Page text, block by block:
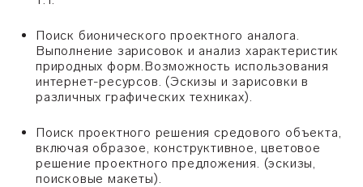
Поиск бионического проектного аналога.
Выполнение зарисовок и анализ характеристик
природных форм.Возможность использования
интернет-ресурсов. (Эскизы и зарисовки в
различных графических техниках).
Поиск проектного решения средового объекта,
включая образое, конструктивное, цветовое
решение проектного предложения. (эскизы,
поисковые макеты).